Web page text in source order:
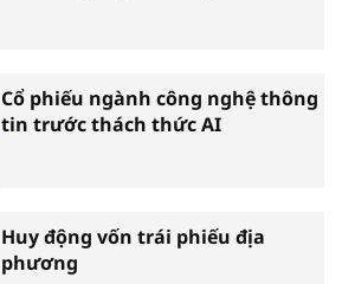
Cổ phiếu ngành công nghệ thông
tin trước thách thức AI
Huy động vốn trái phiếu địa
phương